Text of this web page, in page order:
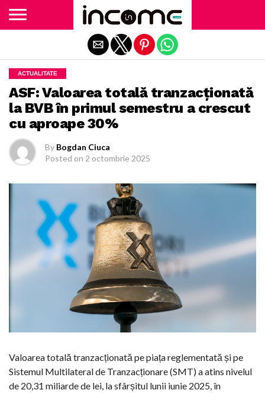
ACTUALITATE
ASF: Valoarea totală tranzacționată
la BVB în primul semestru a crescut
cu aproape 30%
By Bogdan Ciuca
Posted on 2 octombrie 2025
Valoarea totală tranzacționată pe piața reglementată și pe
Sistemul Multilateral de Tranzacționare (SMT) a atins nivelul
de 20,31 miliarde de lei, la sfârșitul lunii iunie 2025, în
Exit mobile version